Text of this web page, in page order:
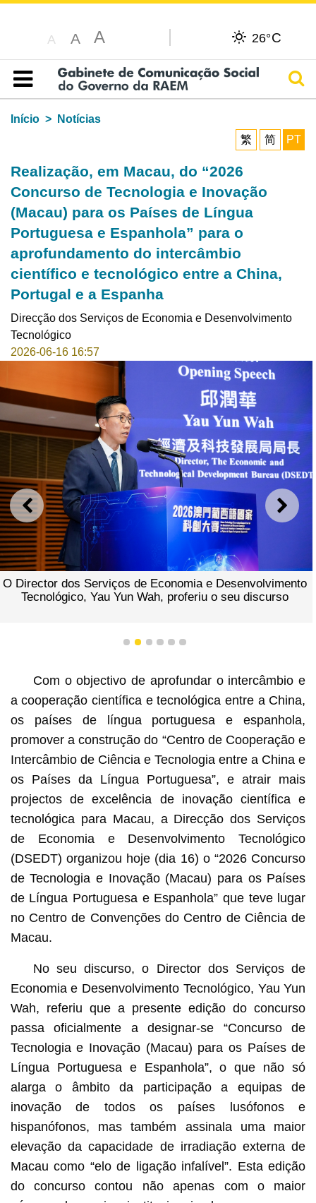
A A A 26°C
Índice
Início
Notícias
繁
简 PT
Realização, em Macau, do “2026
Concurso de Tecnologia e Inovação
(Macau) para os Países de Língua
Portuguesa e Espanhola” para o
aprofundamento do intercâmbio
científico e tecnológico entre a China,
Portugal e a Espanha
Direcção dos Serviços de Economia e Desenvolvimento
Tecnológico
2026-06-16 16:57
ANTERIOR
O Director dos Serviços de Economia e Desenvolvimento
Tecnológico, Yau Yun Wah, proferiu o seu discurso
1 2 3 4 5 6
Com o objectivo de aprofundar o intercâmbio e
a cooperação científica e tecnológica entre a China,
os países de língua portuguesa e espanhola,
promover a construção do “Centro de Cooperação e
Intercâmbio de Ciência e Tecnologia entre a China e
os Países da Língua Portuguesa”, e atrair mais
projectos de excelência de inovação científica e
tecnológica para Macau, a Direcção dos Serviços
de Economia e Desenvolvimento Tecnológico
(DSEDT) organizou hoje (dia 16) o “2026 Concurso
de Tecnologia e Inovação (Macau) para os Países
de Língua Portuguesa e Espanhola” que teve lugar
no Centro de Convenções do Centro de Ciência de
Macau.
No seu discurso, o Director dos Serviços de
Economia e Desenvolvimento Tecnológico, Yau Yun
Wah, referiu que a presente edição do concurso
passa oficialmente a designar-se “Concurso de
Tecnologia e Inovação (Macau) para os Países de
Língua Portuguesa e Espanhola”, o que não só
alarga o âmbito da participação a equipas de
inovação de todos os países lusófonos e
hispanófonos, mas também assinala uma maior
elevação da capacidade de irradiação externa de
Macau como “elo de ligação infalível”. Esta edição
do concurso contou não apenas com o maior